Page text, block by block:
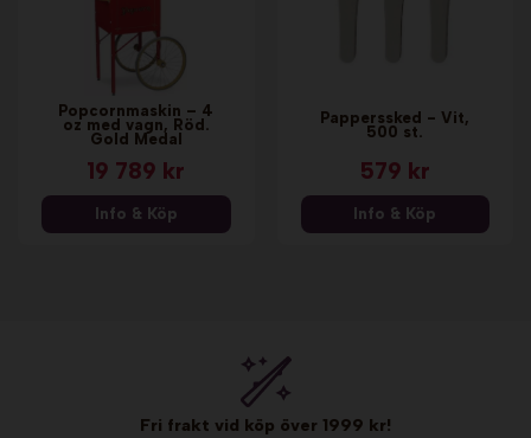
Popcornmaskin – 4
oz med vagn, Röd.
Gold Medal
19 789 kr
Info & Köp
Papperssked - Vit,
500 st.
579 kr
Info & Köp
Fri frakt vid köp över 1999 kr!